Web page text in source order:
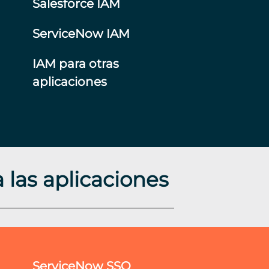
Salesforce IAM
ServiceNow IAM
IAM para otras
aplicaciones
las aplicaciones
ServiceNow SSO